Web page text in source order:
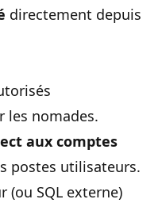
directement depuis
les nomades.
aux comptes
postes utilisateurs.
(ou SQL externe)